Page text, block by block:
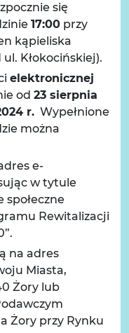
się
17:00przy
kąpieliska
ul. Kłokocińskiej).
elektronicznej
od 23 sierpnia
r.Wypełnione
można
e-
w tytule
społeczne
Rewitalizacji
na adres
Miasta,
Żory lub
Żory przy Rynku